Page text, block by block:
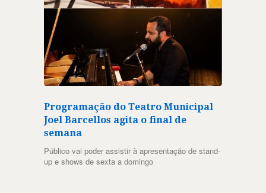
Programação do Teatro Municipal
Joel Barcellos agita o final de
semana
Público vai poder assistir à apresentação de stand-
up e shows de sexta a domingo